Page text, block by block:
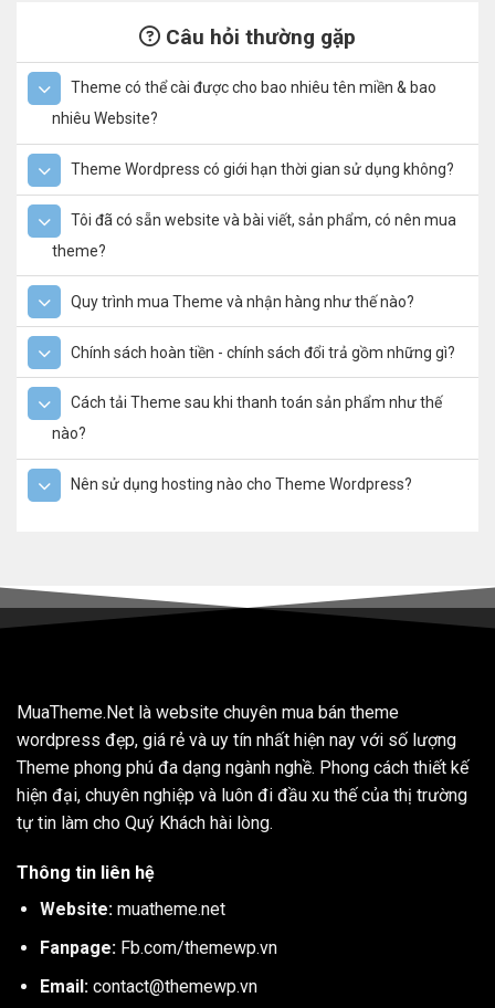
Câu hỏi thường gặp
Theme có thể cài được cho bao nhiêu tên miền & bao
nhiêu Website?
Theme Wordpress có giới hạn thời gian sử dụng không?
Tôi đã có sẵn website và bài viết, sản phẩm, có nên mua
theme?
Quy trình mua Theme và nhận hàng như thế nào?
Chính sách hoàn tiền - chính sách đổi trả gồm những gì?
Cách tải Theme sau khi thanh toán sản phẩm như thế
nào?
Nên sử dụng hosting nào cho Theme Wordpress?
MuaTheme.Net là website chuyên mua bán theme
wordpress đẹp, giá rẻ và uy tín nhất hiện nay với số lượng
Theme phong phú đa dạng ngành nghề. Phong cách thiết kế
hiện đại, chuyên nghiệp và luôn đi đầu xu thế của thị trường
tự tin làm cho Quý Khách hài lòng.
Thông tin liên hệ
Website: muatheme.net
Fanpage: Fb.com/themewp.vn
Email: contact@themewp.vn